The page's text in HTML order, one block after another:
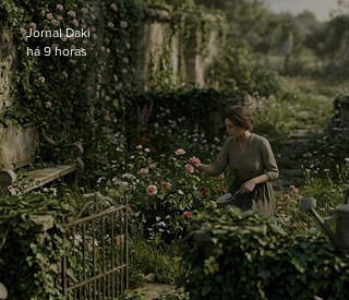
Jornal Daki
há 9 horas